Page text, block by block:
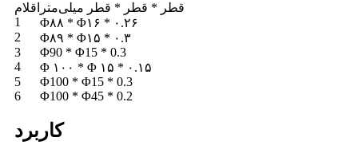
اقلام قطر * قطر * قطر میلی‌متر
1
Φ۸۸ * Φ۱۶ * ۰.۲۶
2
Φ۸۹ * Φ۱۵ * ۰.۳
3
Φ90 * Φ15 * 0.3
4
Φ ۱۰۰ * Φ ۱۵ * ۰.۱۵
5
Φ100 * Φ15 * 0.3
6
Φ100 * Φ45 * 0.2
کاربرد